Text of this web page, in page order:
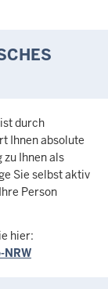
durch
Ihnen absolute
Ihnen als
Sie selbst aktiv
Person
hier: